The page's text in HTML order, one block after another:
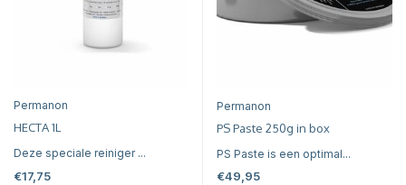
Permanon
HECTA 1L
Deze speciale reiniger ...
€17,75
Permanon
PS Paste 250g in box
PS Paste is een optimal...
€49,95